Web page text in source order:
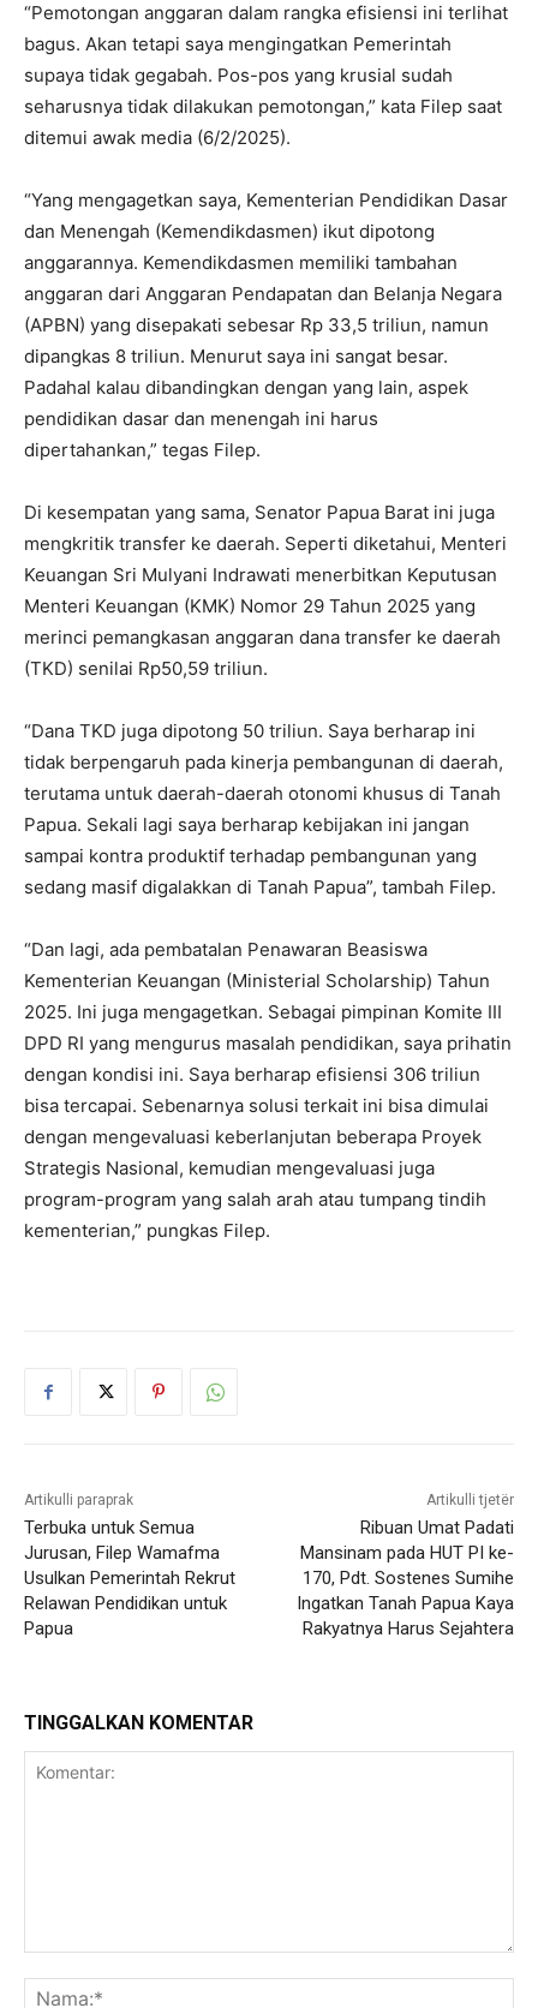
“Pemotongan anggaran dalam rangka efisiensi ini terlihat
bagus. Akan tetapi saya mengingatkan Pemerintah
supaya tidak gegabah. Pos-pos yang krusial sudah
seharusnya tidak dilakukan pemotongan,” kata Filep saat
ditemui awak media (6/2/2025).
“Yang mengagetkan saya, Kementerian Pendidikan Dasar
dan Menengah (Kemendikdasmen) ikut dipotong
anggarannya. Kemendikdasmen memiliki tambahan
anggaran dari Anggaran Pendapatan dan Belanja Negara
(APBN) yang disepakati sebesar Rp 33,5 triliun, namun
dipangkas 8 triliun. Menurut saya ini sangat besar.
Padahal kalau dibandingkan dengan yang lain, aspek
pendidikan dasar dan menengah ini harus
dipertahankan,” tegas Filep.
Di kesempatan yang sama, Senator Papua Barat ini juga
mengkritik transfer ke daerah. Seperti diketahui, Menteri
Keuangan Sri Mulyani Indrawati menerbitkan Keputusan
Menteri Keuangan (KMK) Nomor 29 Tahun 2025 yang
merinci pemangkasan anggaran dana transfer ke daerah
(TKD) senilai Rp50,59 triliun.
“Dana TKD juga dipotong 50 triliun. Saya berharap ini
tidak berpengaruh pada kinerja pembangunan di daerah,
terutama untuk daerah-daerah otonomi khusus di Tanah
Papua. Sekali lagi saya berharap kebijakan ini jangan
sampai kontra produktif terhadap pembangunan yang
sedang masif digalakkan di Tanah Papua”, tambah Filep.
“Dan lagi, ada pembatalan Penawaran Beasiswa
Kementerian Keuangan (Ministerial Scholarship) Tahun
2025. Ini juga mengagetkan. Sebagai pimpinan Komite III
DPD RI yang mengurus masalah pendidikan, saya prihatin
dengan kondisi ini. Saya berharap efisiensi 306 triliun
bisa tercapai. Sebenarnya solusi terkait ini bisa dimulai
dengan mengevaluasi keberlanjutan beberapa Proyek
Strategis Nasional, kemudian mengevaluasi juga
program-program yang salah arah atau tumpang tindih
kementerian,” pungkas Filep.
Artikulli paraprak
Terbuka untuk Semua
Jurusan, Filep Wamafma
Usulkan Pemerintah Rekrut
Relawan Pendidikan untuk
Papua
Artikulli tjetër
Ribuan Umat Padati
Mansinam pada HUT PI ke-
170, Pdt. Sostenes Sumihe
Ingatkan Tanah Papua Kaya
Rakyatnya Harus Sejahtera
TINGGALKAN KOMENTAR